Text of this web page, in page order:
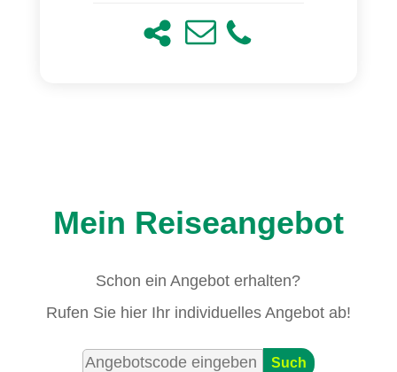
Mein Reiseangebot
Schon ein Angebot erhalten?
Rufen Sie hier Ihr individuelles Angebot ab!
Such